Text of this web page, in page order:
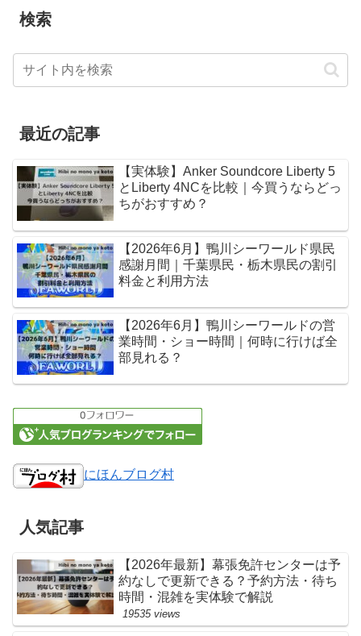
検索
最近の記事
【実体験】Anker Soundcore Liberty 5
とLiberty 4NCを比較｜今買うならどっ
ちがおすすめ？
【2026年6月】鴨川シーワールド県民
感謝月間｜千葉県民・栃木県民の割引
料金と利用方法
【2026年6月】鴨川シーワールドの営
業時間・ショー時間｜何時に行けば全
部見れる？
にほんブログ村
人気記事
【2026年最新】幕張免許センターは予
約なしで更新できる？予約方法・待ち
時間・混雑を実体験で解説
19535 views